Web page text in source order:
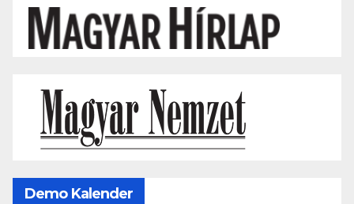
Demo Kalender